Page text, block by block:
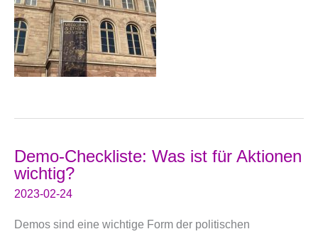
Demo-Checkliste: Was ist für Aktionen
wichtig?
2023-02-24
Demos sind eine wichtige Form der politischen